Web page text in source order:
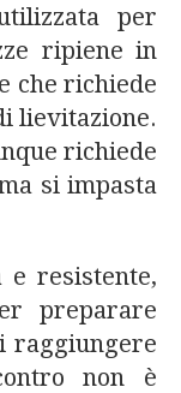
per
ripiene in
che richiede
lievitazione.
richiede
si impasta
e resistente,
preparare
raggiungere
non è